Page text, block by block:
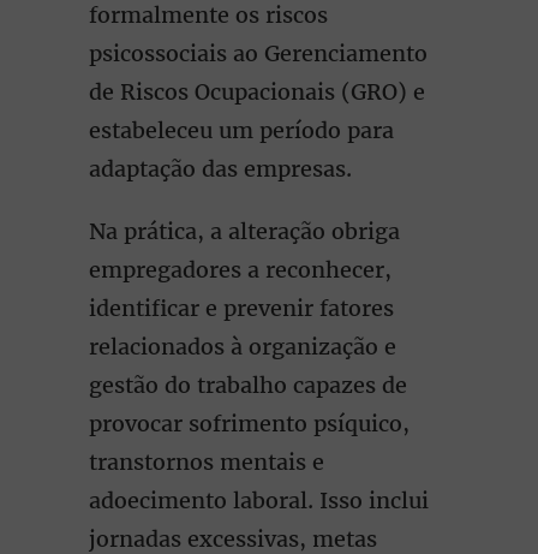
formalmente os riscos
psicossociais ao Gerenciamento
de Riscos Ocupacionais (GRO) e
estabeleceu um período para
adaptação das empresas.
Na prática, a alteração obriga
empregadores a reconhecer,
identificar e prevenir fatores
relacionados à organização e
gestão do trabalho capazes de
provocar sofrimento psíquico,
transtornos mentais e
adoecimento laboral. Isso inclui
jornadas excessivas, metas